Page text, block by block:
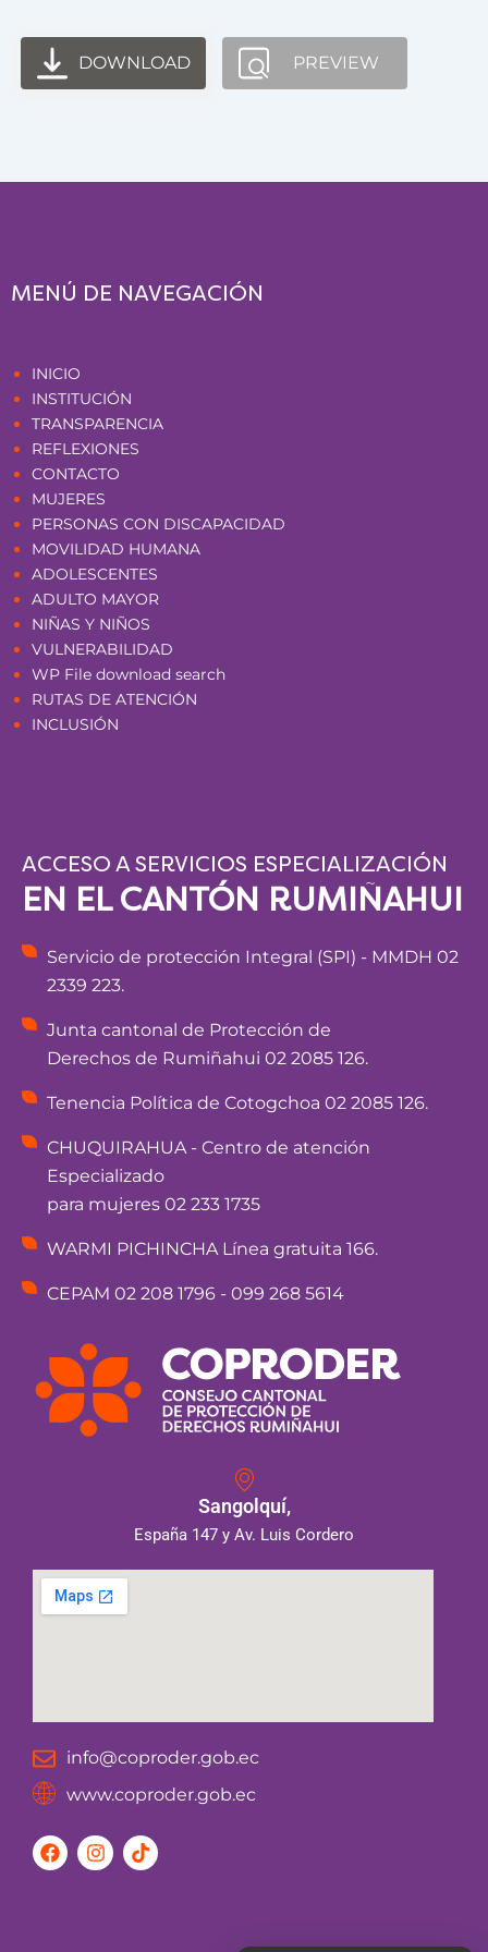
DOWNLOAD PREVIEW
MENÚ DE NAVEGACIÓN
INICIO
INSTITUCIÓN
TRANSPARENCIA
REFLEXIONES
CONTACTO
MUJERES
PERSONAS CON DISCAPACIDAD
MOVILIDAD HUMANA
ADOLESCENTES
ADULTO MAYOR
NIÑAS Y NIÑOS
VULNERABILIDAD
WP File download search
RUTAS DE ATENCIÓN
INCLUSIÓN
ACCESO A SERVICIOS ESPECIALIZACIÓN
EN EL CANTÓN RUMIÑAHUI
Servicio de protección Integral (SPI) - MMDH 02
2339 223.
Junta cantonal de Protección de
Derechos de Rumiñahui 02 2085 126.
Tenencia Política de Cotogchoa 02 2085 126.
CHUQUIRAHUA - Centro de atención
Especializado
para mujeres 02 233 1735
WARMI PICHINCHA Línea gratuita 166.
CEPAM 02 208 1796 - 099 268 5614
Sangolquí,
España 147 y Av. Luis Cordero
info@coproder.gob.ec
www.coproder.gob.ec
F
a
I
n
T
i